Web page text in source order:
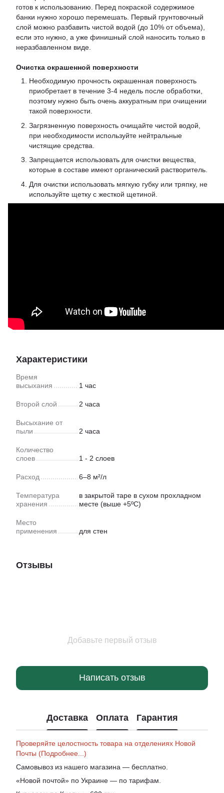
готов к использованию. Перед покраской содержимое
банки нужно хорошо перемешать. Первый грунтовочный
слой можно разбавить чистой водой (до 10% от объема),
если это нужно, а уже финишный слой наносить только в
неразбавленном виде.
Очистка окрашенной поверхности
Необходимую прочность окрашенная поверхность
приобретает в течение 3-4 недель после обработки,
поэтому нужно быть очень аккуратным при очищении
такой поверхности.
Загрязненную поверхность очищайте чистой водой,
при необходимости используйте нейтральные
чистящие средства.
Запрещается использовать для очистки вещества,
которые в составе имеют органический растворитель.
Для очистки использовать мягкую губку или тряпку, не
используйте щетку с жесткой щетиной.
Характеристики
Время
высыхания
1 час
Второй слой 2 часа
Высыхание от
пыли
2 часа
Количество
слоев
1 - 2 слоев
Расход 6–8 м²/л
Температура
хранения
в закрытой таре в сухом прохладном
месте (выше +5ºC)
Место
применения
для стен
Отзывы
Добавьте первый отзыв
Написать отзыв
Доставка Оплата Гарантия
Проверяйте целостность товара на отделениях Новой
Почты (Подробнее...)
Самовывоз из нашего магазина — бесплатно.
«Новой почтой» по Украине — по тарифам.